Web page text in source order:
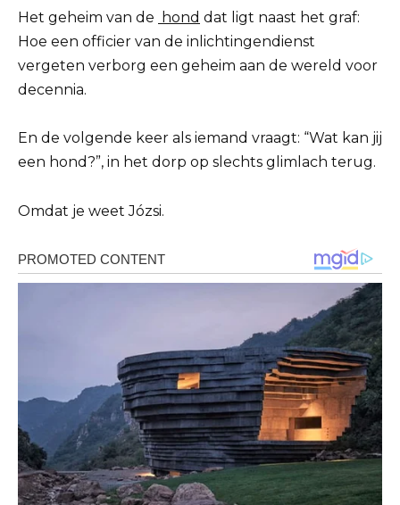
Het geheim van de hond dat ligt naast het graf:
Hoe een officier van de inlichtingendienst
vergeten verborg een geheim aan de wereld voor
decennia.
En de volgende keer als iemand vraagt: “Wat kan jij
een hond?”, in het dorp op slechts glimlach terug.
Omdat je weet Józsi.